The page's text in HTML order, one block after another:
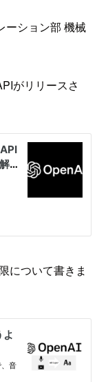
ーション部 機械
がリリースさ
について書きま